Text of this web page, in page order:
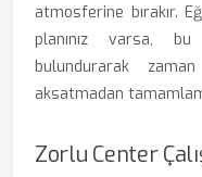
atmosferine bırakır.
planınız varsa,
bulundurarak
aksatmadan
Zorlu Center